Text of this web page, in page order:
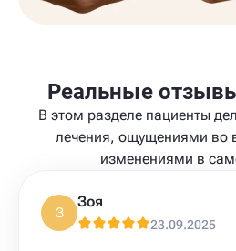
Реальные
В этом разделе пациенты
лечения, ощущениями во
изменениями в
З
Зоя
23.09.2025